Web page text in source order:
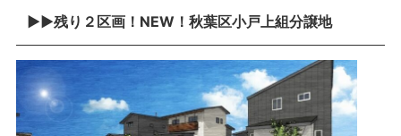
▶▶残り２区画！NEW！秋葉区小戸上組分譲地